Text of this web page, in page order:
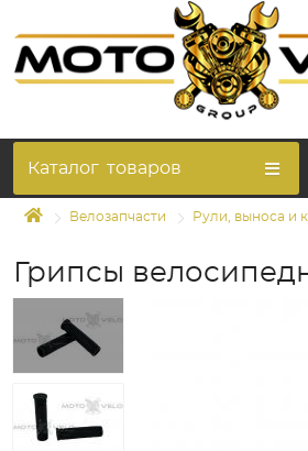
Каталог товаров
Велозапчасти Рули, выноса и
Грипсы